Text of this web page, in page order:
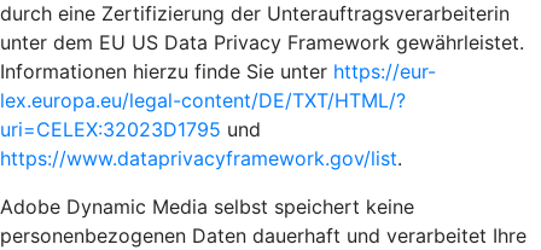
durch eine Zertifizierung der Unterauftragsverarbeiterin
unter dem EU US Data Privacy Framework gewährleistet.
Informationen hierzu finde Sie unter https://eur-
lex.europa.eu/legal-content/DE/TXT/HTML/?
uri=CELEX:32023D1795 und
https://www.dataprivacyframework.gov/list.
Adobe Dynamic Media selbst speichert keine
personenbezogenen Daten dauerhaft und verarbeitet Ihre